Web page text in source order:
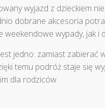
wyjazd z dzieckiem
dobrane akcesoria
wypady, jak i
jedno: zamiast zabierać
temu podróż staje się
dla rodziców.